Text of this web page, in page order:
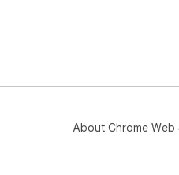
About Chrome Web